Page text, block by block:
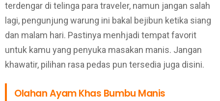
terdengar di telinga para traveler, namun jangan salah
lagi, pengunjung warung ini bakal bejibun ketika siang
dan malam hari. Pastinya menhjadi tempat favorit
untuk kamu yang penyuka masakan manis. Jangan
khawatir, pilihan rasa pedas pun tersedia juga disini.
Olahan Ayam Khas Bumbu Manis